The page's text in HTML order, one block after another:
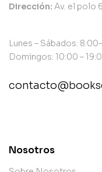
Dirección: Av. el polo
Lunes – Sábados:
Domingos: 10:00 –
Nosotros